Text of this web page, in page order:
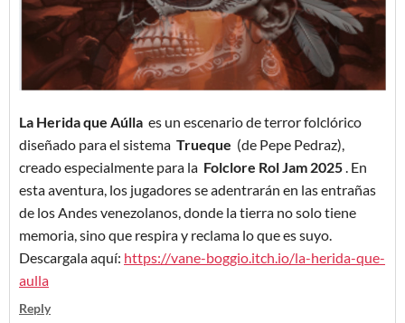
La Herida que Aúlla es un escenario de terror folclórico
diseñado para el sistema Trueque (de Pepe Pedraz),
creado especialmente para la Folclore Rol Jam 2025. En
esta aventura, los jugadores se adentrarán en las entrañas
de los Andes venezolanos, donde la tierra no solo tiene
memoria, sino que respira y reclama lo que es suyo.
Descargala aquí: https://vane-boggio.itch.io/la-herida-que-
aulla
Reply